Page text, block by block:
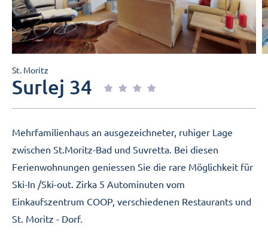
St. Moritz
Surlej 34
Mehrfamilienhaus an ausgezeichneter, ruhiger Lage
zwischen St.Moritz-Bad und Suvretta. Bei diesen
Ferienwohnungen geniessen Sie die rare Möglichkeit für
Ski-In /Ski-out. Zirka 5 Autominuten vom
Einkaufszentrum COOP, verschiedenen Restaurants und
St. Moritz - Dorf.